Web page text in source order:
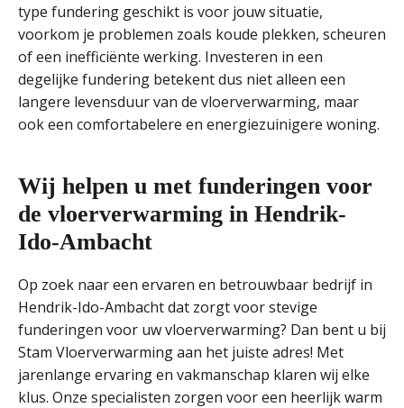
type fundering geschikt is voor jouw situatie,
voorkom je problemen zoals koude plekken, scheuren
of een inefficiënte werking. Investeren in een
degelijke fundering betekent dus niet alleen een
langere levensduur van de vloerverwarming, maar
ook een comfortabelere en energiezuinigere woning.
Wij helpen u met funderingen voor
de vloerverwarming in Hendrik-
Ido-Ambacht
Op zoek naar een ervaren en betrouwbaar bedrijf in
Hendrik-Ido-Ambacht dat zorgt voor stevige
funderingen voor uw vloerverwarming? Dan bent u bij
Stam Vloerverwarming aan het juiste adres! Met
jarenlange ervaring en vakmanschap klaren wij elke
klus. Onze specialisten zorgen voor een heerlijk warm